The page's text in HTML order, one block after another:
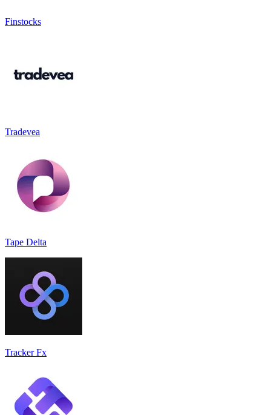
Finstocks
Tradevea
Tape Delta
Tracker Fx